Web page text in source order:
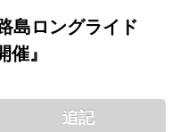
島ロングライド
』
追記